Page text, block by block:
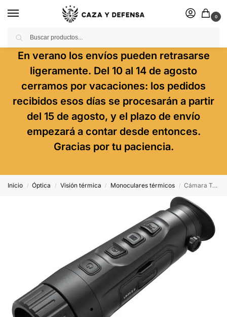
0
En verano los envíos pueden retrasarse
ligeramente. Del 10 al 14 de agosto
cerramos por vacaciones: los pedidos
recibidos esos días se procesarán a partir
del 15 de agosto, y el plazo de envío
empezará a contar desde entonces.
Gracias por tu paciencia.
Inicio / Óptica / Visión térmica / Monoculares térmicos / Cámara Termográfica Hikmicro Lynx 2.0 Lh35